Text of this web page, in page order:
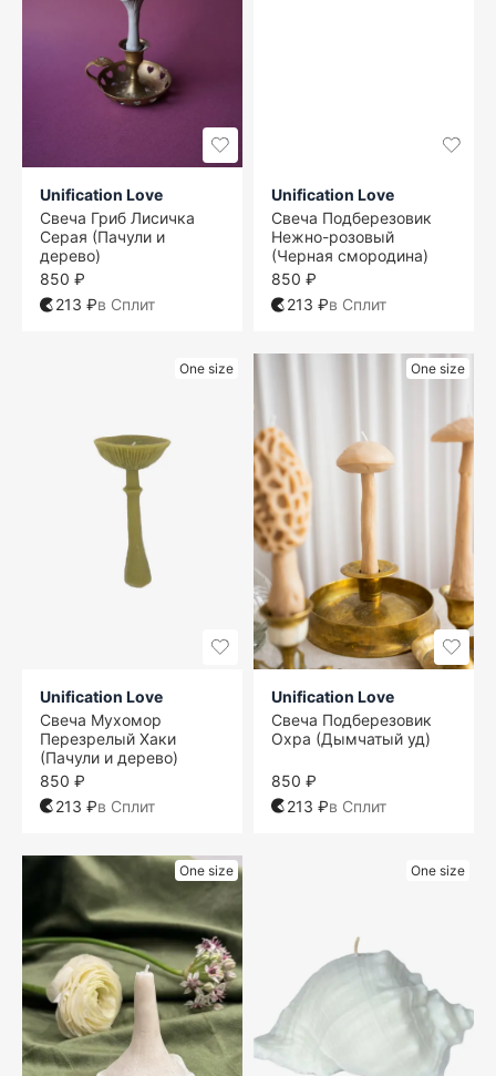
Unification Love
Свеча Гриб Лисичка
Серая (Пачули и
дерево)
850 ₽
213 ₽в Сплит
Unification Love
Свеча Подберезовик
Нежно-розовый
(Черная смородина)
850 ₽
213 ₽в Сплит
One size
Unification Love
Свеча Мухомор
Перезрелый Хаки
(Пачули и дерево)
850 ₽
213 ₽в Сплит
One size
Unification Love
Свеча Подберезовик
Охра (Дымчатый уд)
850 ₽
213 ₽в Сплит
One size One size